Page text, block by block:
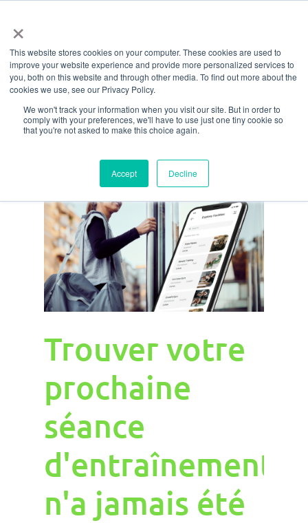
×
This website stores cookies on your computer. These cookies are used to
improve your website experience and provide more personalized services to
you, both on this website and through other media. To find out more about the
cookies we use, see our Privacy Policy.
We won't track your information when you visit our site. But in order to
comply with your preferences, we'll have to use just one tiny cookie so
that you're not asked to make this choice again.
Accept Decline
directement
au
contenu
Catégorie
Caractéristiques
Trouver votre
prochaine
séance
d'entraînement
n'a jamais été